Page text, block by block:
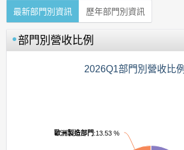
最新部門別資訊 歷年部門別資訊
部門別營收比例
2026Q1部門別營收比例
歐洲製造部門:13.53 %